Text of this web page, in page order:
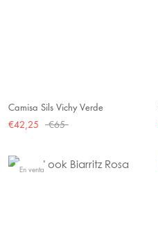
Camisa Sils Vichy Verde
€42,25
€65
En venta